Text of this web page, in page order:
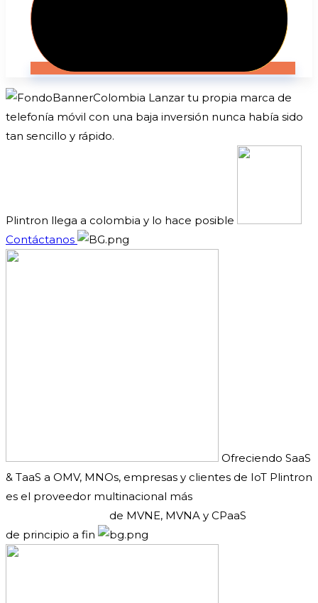
Lanzar tu propia marca de
telefonía móvil con una baja inversión nunca había sido
tan sencillo y rápido.
Plintron llega a colombia y lo hace posible
Contáctanos
Ofreciendo SaaS
& TaaS a OMV, MNOs, empresas y clientes de IoT Plintron
es el proveedor multinacional más
de MVNE, MVNA y CPaaS
de principio a fin